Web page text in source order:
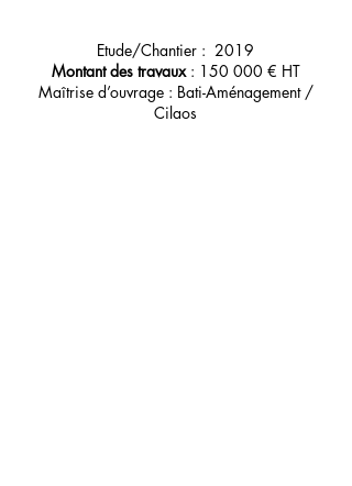
Etude/Chantier : 2019
Montant des travaux: 150 000 € HT
Maîtrise d’ouvrage : Bati-Aménagement /
Cilaos